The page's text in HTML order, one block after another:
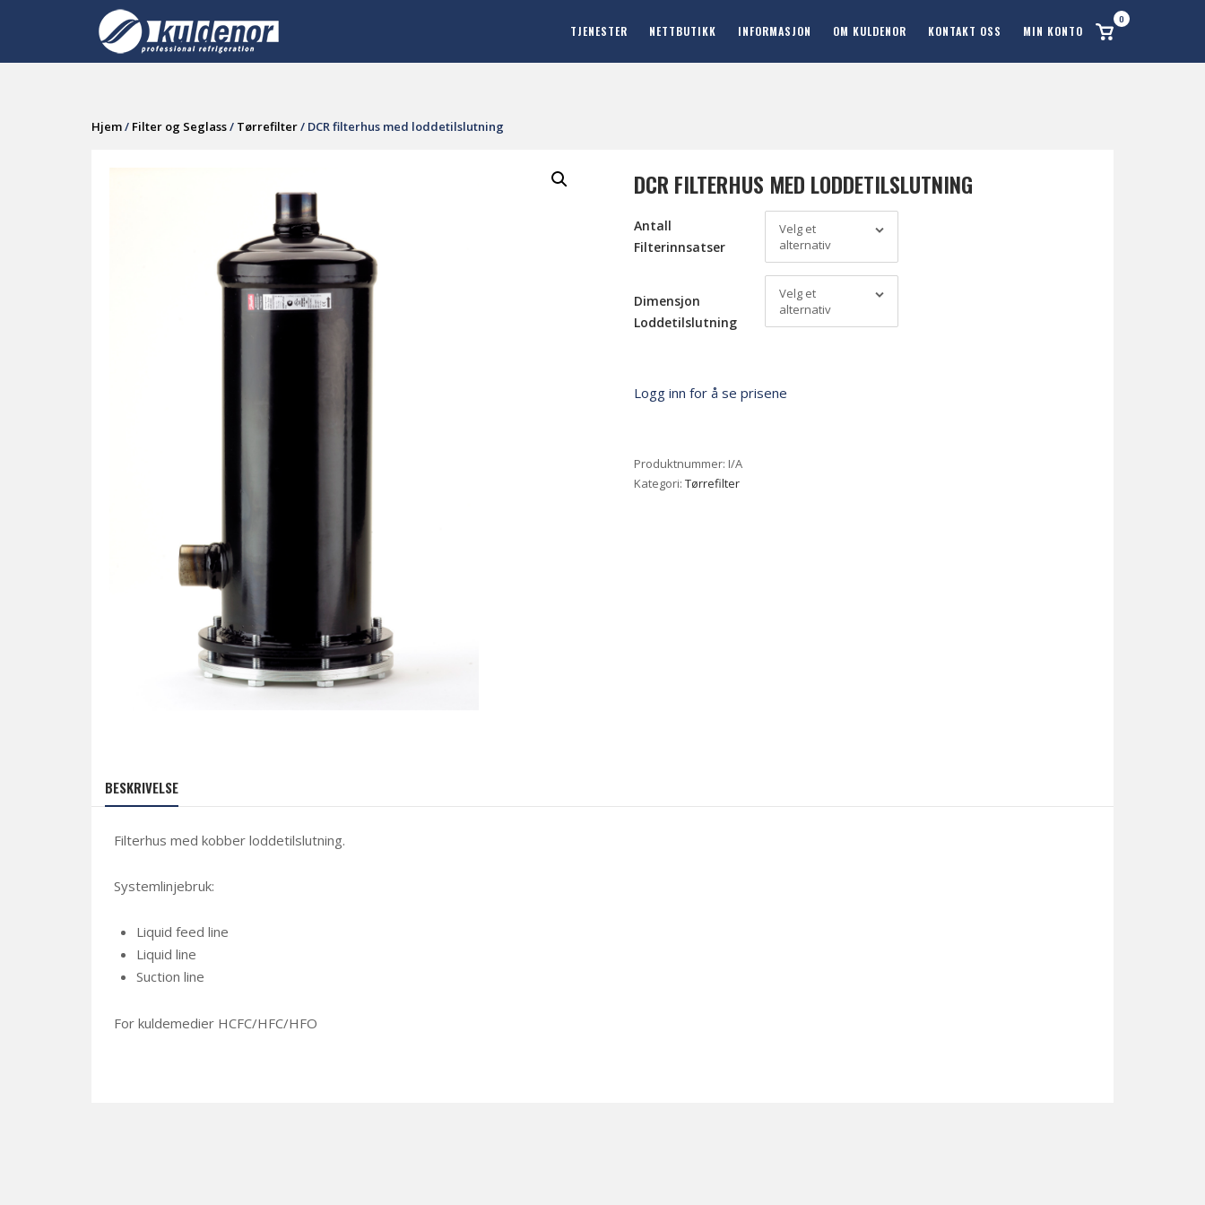
TJENESTER NETTBUTIKK INFORMASJON OM KULDENOR KONTAKT OSS MIN KONTO
Se 0
Hjem/ Filter og Seglass/ Tørrefilter/ DCR filterhus med loddetilslutning
DCR FILTERHUS MED LODDETILSLUTNING
Antall
Filterinnsatser
Velg et
alternativ
Dimensjon
Loddetilslutning
Velg et
alternativ
Logg inn for å se prisene
Produktnummer: I/A
Kategori:Tørrefilter
BESKRIVELSE
Filterhus med kobber loddetilslutning.
Systemlinjebruk:
Liquid feed line
Liquid line
Suction line
For kuldemedier HCFC/HFC/HFO